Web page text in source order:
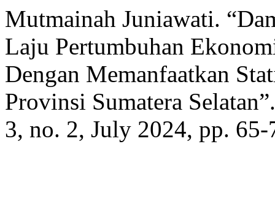
Mutmainah Juniawati.
Laju Pertumbuhan
Dengan Memanfaatkan
Provinsi Sumatera
3, no. 2, July 2024, pp.